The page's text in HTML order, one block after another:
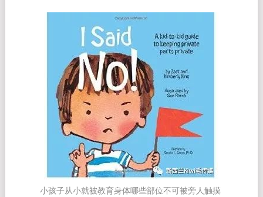
小孩子从小就被教育身体哪些部位不可被旁人触摸